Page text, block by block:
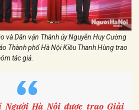
và Dân vận Thành ủy Nguyễn Huy Cường
Thành phố Hà Nội Kiều Thanh Hùng trao
tác giả.
Hà Nội được trao Giải